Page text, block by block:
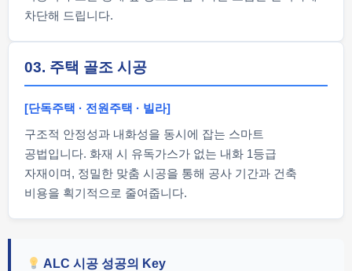
차단해 드립니다.
03. 주택 골조 시공
[단독주택 · 전원주택 · 빌라]
구조적 안정성과 내화성을 동시에 잡는 스마트
공법입니다. 화재 시 유독가스가 없는 내화 1등급
자재이며, 정밀한 맞춤 시공을 통해 공사 기간과 건축
비용을 획기적으로 줄여줍니다.
ALC 시공 성공의 Key